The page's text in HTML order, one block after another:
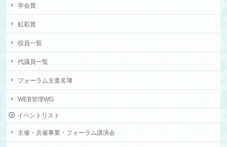
学会賞
虹彩賞
役員一覧
代議員一覧
フォーラム主査名簿
WEB管理WG
イベントリスト
主催・共催事業・フォーラム講演会